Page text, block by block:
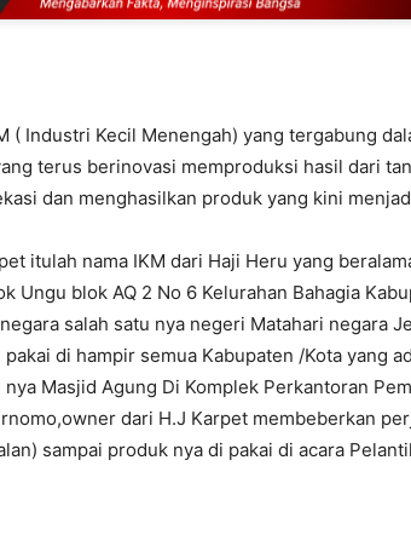
( Industri Kecil Menengah) yang tergabung
terus berinovasi memproduksi hasil dari
dan menghasilkan produk yang kini
itulah nama IKM dari Haji Heru yang
Ungu blok AQ 2 No 6 Kelurahan Bahagia
salah satu nya negeri Matahari negara
di hampir semua Kabupaten /Kota yang
Masjid Agung Di Komplek Perkantoran
dari H.J Karpet membeberkan
sampai produk nya di pakai di acara